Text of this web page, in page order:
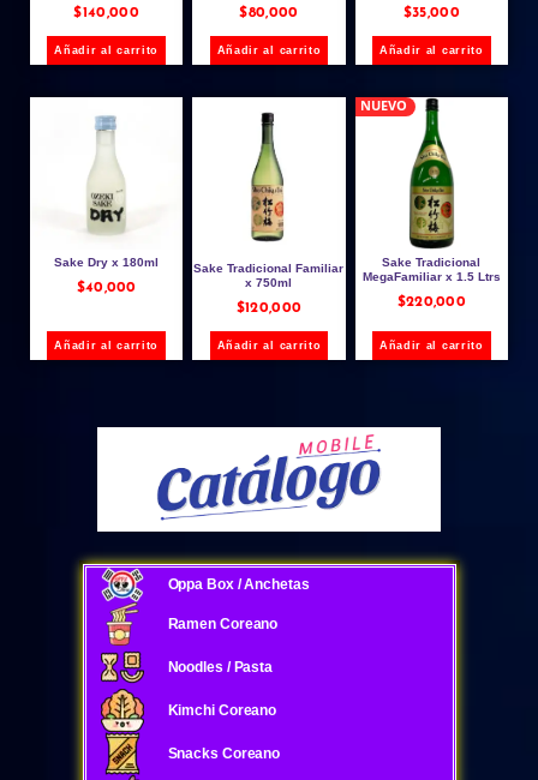
$140,000
Añadir al carrito
$80,000
Añadir al carrito
$35,000
Añadir al carrito
Sake Dry x 180ml
$40,000
Añadir al carrito
Sake Tradicional Familiar
x 750ml
$120,000
Añadir al carrito
NUEVO
Sake Tradicional
MegaFamiliar x 1.5 Ltrs
$220,000
Añadir al carrito
Oppa Box / Anchetas
Ramen Coreano
Noodles / Pasta
Kimchi Coreano
Snacks Coreano